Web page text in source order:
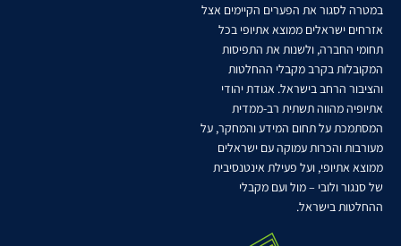
במטרה לסגור את הפערים הקיימים אצל
אזרחים ישראלים ממוצא אתיופי בכל
תחומי החברה, ולשנות את התפיסות
המקובלות בקרב מקבלי ההחלטות
והציבור הרחב בישראל. אגודת יהודי
אתיופיה מהווה תשתית רב-ממדית
המסתמכת על תחום המידע והמחקר, על
מעורבות והכרות עמוקה עם ישראלים
ממוצא אתיופי, ועל פעילת אינטנסיבית
של סנגור ולובי – מול ועם מקבלי
ההחלטות בישראל.